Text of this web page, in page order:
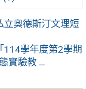
立奧德斯汀文理短
114學年度第2學期
實驗教 ...